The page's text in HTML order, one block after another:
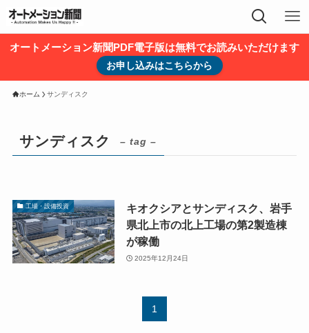
オートメーション新聞PDF電子版は無料でお読みいただけます
お申し込みはこちらから
ホーム サンディスク
サンディスク – tag –
工場・設備投資
キオクシアとサンディスク、岩手
県北上市の北上工場の第2製造棟
が稼働
2025年12月24日
1